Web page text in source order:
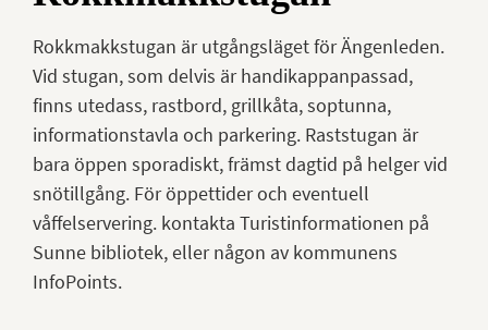
Rokkmakkstugan är utgångsläget för Ängenleden.
Vid stugan, som delvis är handikappanpassad,
finns utedass, rastbord, grillkåta, soptunna,
informationstavla och parkering. Raststugan är
bara öppen sporadiskt, främst dagtid på helger vid
snötillgång. För öppettider och eventuell
våffelservering. kontakta Turistinformationen på
Sunne bibliotek, eller någon av kommunens
InfoPoints.